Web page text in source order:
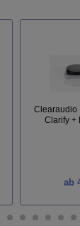
Clearaudio
Clarify +
ab